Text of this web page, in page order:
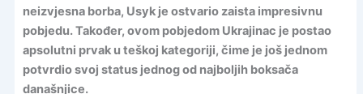
neizvjesna borba, Usyk je ostvario zaista impresivnu
pobjedu. Također, ovom pobjedom Ukrajinac je postao
apsolutni prvak u teškoj kategoriji, čime je još jednom
potvrdio svoj status jednog od najboljih boksača
današnjice.